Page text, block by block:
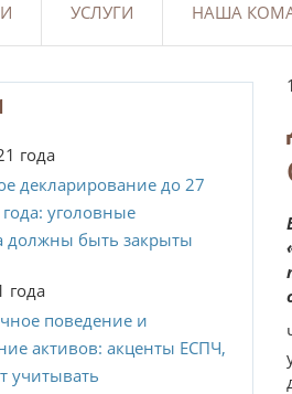
УСЛУГИ НАША
года
декларирование до 27
уголовные
должны быть закрыты
года
поведение и
активов: акценты ЕСПЧ,
учитывать